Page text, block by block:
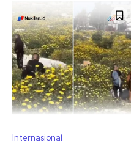
Internasional